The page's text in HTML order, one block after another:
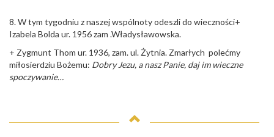
8. W tym tygodniu z naszej wspólnoty odeszli do wieczności+
Izabela Bolda ur. 1956 zam .Władysławowska.
+ Zygmunt Thom ur. 1936, zam. ul. Żytnia. Zmarłych polećmy
miłosierdziu Bożemu: Dobry Jezu, a nasz Panie, daj im wieczne
spoczywanie…